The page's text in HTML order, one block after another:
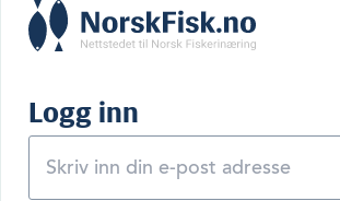
Logg inn